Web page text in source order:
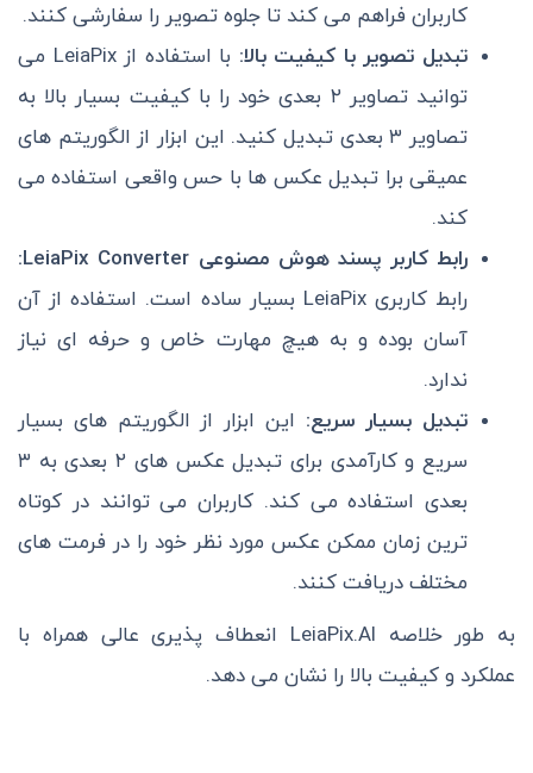
کاربران فراهم می کند تا جلوه تصویر را سفارشی کنند.
تبدیل تصویر با کیفیت بالا:
با استفاده از LeiaPix می
توانید تصاویر ۲ بعدی خود را با کیفیت بسیار بالا به
تصاویر ۳ بعدی تبدیل کنید. این ابزار از الگوریتم های
عمیقی برا تبدیل عکس ها با حس واقعی استفاده می
کند.
رابط کاربر پسند هوش مصنوعی LeiaPix Converter:
رابط کاربری LeiaPix بسیار ساده است. استفاده از آن
آسان بوده و به هیچ مهارت خاص و حرفه ای نیاز
ندارد.
تبدیل بسیار سریع: این ابزار از الگوریتم های بسیار
سریع و کارآمدی برای تبدیل عکس های ۲ بعدی به ۳
بعدی استفاده می کند. کاربران می توانند در کوتاه
ترین زمان ممکن عکس مورد نظر خود را در فرمت های
مختلف دریافت کنند.
به طور خلاصه LeiaPix.Al انعطاف پذیری عالی همراه با
عملکرد و کیفیت بالا را نشان می دهد‌.